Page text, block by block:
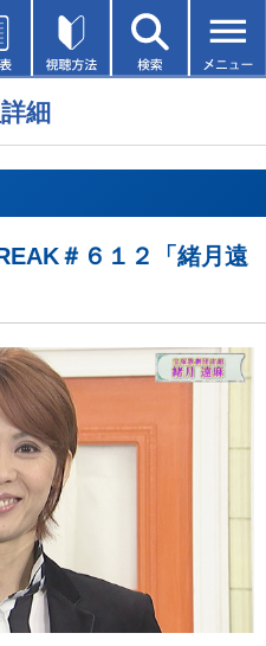
細
＃６１２「緒月遠